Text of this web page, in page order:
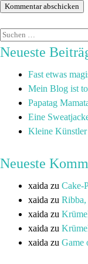
Neueste
Fast etwas
Mein Blog ist
Papatag
Eine
Kleine
Neueste
xaida zu Cake-
xaida zu
xaida zu
xaida zu
xaida zu Game